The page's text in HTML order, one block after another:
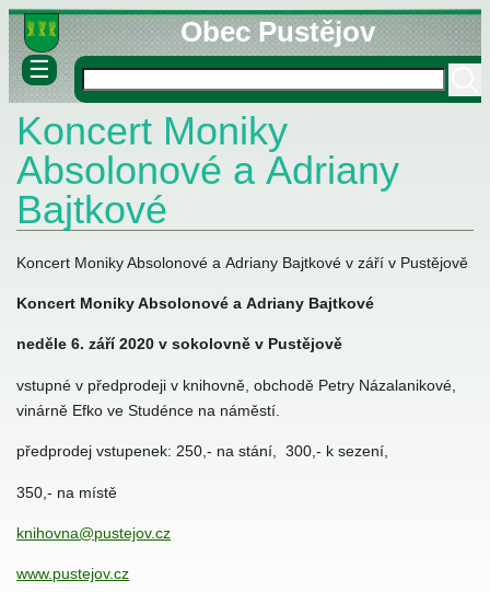
Obec Pustějov
☰
informace
Koncert Moniky
Absolonové a Adriany
Bajtkové
Koncert Moniky Absolonové a Adriany Bajtkové v září v Pustějově
Koncert Moniky Absolonové a Adriany Bajtkové
neděle 6. září 2020 v sokolovně v Pustějově
vstupné v předprodeji v knihovně, obchodě Petry Názalanikové,
vinárně Efko ve Studénce na náměstí.
předprodej vstupenek: 250,- na stání, 300,- k sezení,
350,- na místě
knihovna@pustejov.cz
www.pustejov.cz